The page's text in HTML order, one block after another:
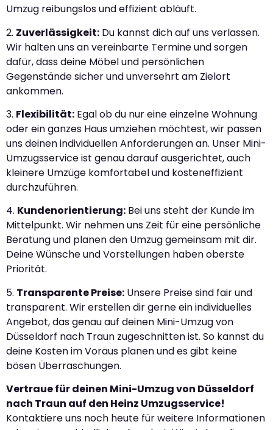
Umzug reibungslos und effizient abläuft.
2. Zuverlässigkeit: Du kannst dich auf uns verlassen.
Wir halten uns an vereinbarte Termine und sorgen
dafür, dass deine Möbel und persönlichen
Gegenstände sicher und unversehrt am Zielort
ankommen.
3. Flexibilität: Egal ob du nur eine einzelne Wohnung
oder ein ganzes Haus umziehen möchtest, wir passen
uns deinen individuellen Anforderungen an. Unser Mini-
Umzugsservice ist genau darauf ausgerichtet, auch
kleinere Umzüge komfortabel und kosteneffizient
durchzuführen.
4. Kundenorientierung: Bei uns steht der Kunde im
Mittelpunkt. Wir nehmen uns Zeit für eine persönliche
Beratung und planen den Umzug gemeinsam mit dir.
Deine Wünsche und Vorstellungen haben oberste
Priorität.
5. Transparente Preise: Unsere Preise sind fair und
transparent. Wir erstellen dir gerne ein individuelles
Angebot, das genau auf deinen Mini-Umzug von
Düsseldorf nach Traun zugeschnitten ist. So kannst du
deine Kosten im Voraus planen und es gibt keine
bösen Überraschungen.
Vertraue für deinen Mini-Umzug von Düsseldorf
nach Traun auf den Heinz Umzugsservice!
Kontaktiere uns noch heute für weitere Informationen